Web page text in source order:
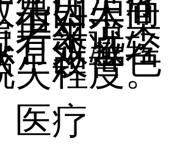
果因人而
但对于某
者来说，
有效减轻
，改善色
失程度。
疗